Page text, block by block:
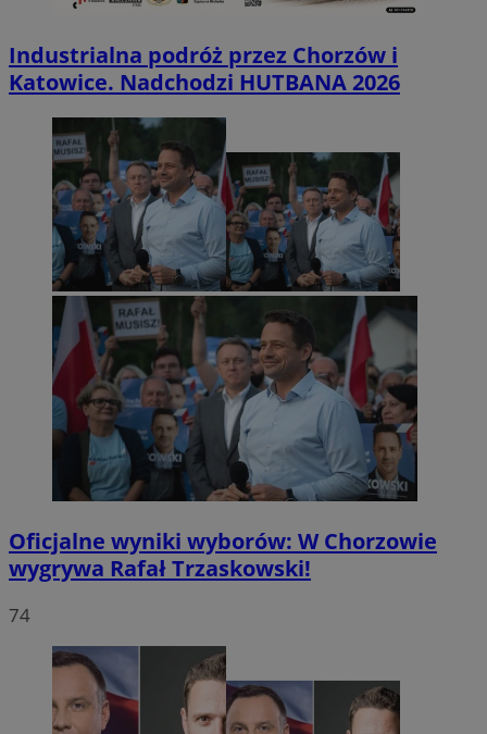
Industrialna podróż przez Chorzów i
Katowice. Nadchodzi HUTBANA 2026
Oficjalne wyniki wyborów: W Chorzowie
wygrywa Rafał Trzaskowski!
74